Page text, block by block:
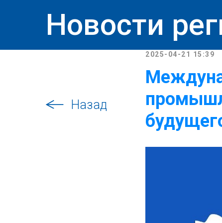
Новости
Назад
2025-04-21 15:39